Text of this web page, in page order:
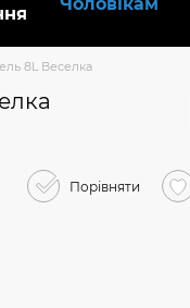
8L Веселка
Порівняти